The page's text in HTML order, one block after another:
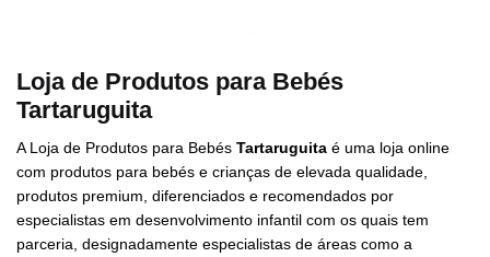
Loja de Produtos para Bebés
Tartaruguita
A Loja de Produtos para Bebés Tartaruguita é uma loja online
com produtos para bebés e crianças de elevada qualidade,
produtos premium, diferenciados e recomendados por
especialistas em desenvolvimento infantil com os quais tem
parceria, designadamente especialistas de áreas como a